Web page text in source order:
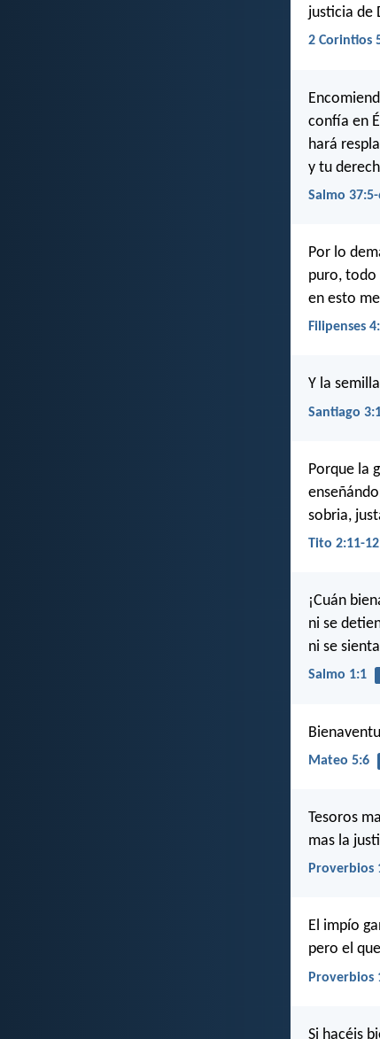
justicia de
2 Corintios
confía en
hará
y tu
Salmo
Por lo
puro, todo
en esto
Filipenses
Y la
Santiago
Porque la
sobria,
Tito 2:11-12
¡Cuán
ni se
ni se
Salmo 1:1
Mateo 5:6
Tesoros
mas la
Proverbios
El impío
pero el
Proverbios
Si hacéis